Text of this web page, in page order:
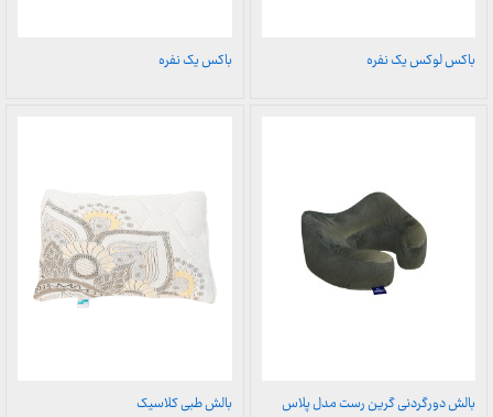
باکس لوکس یک نفره باکس یک نفره
بالش دورگردنی گرین رست مدل پلاس بالش طبی کلاسیک